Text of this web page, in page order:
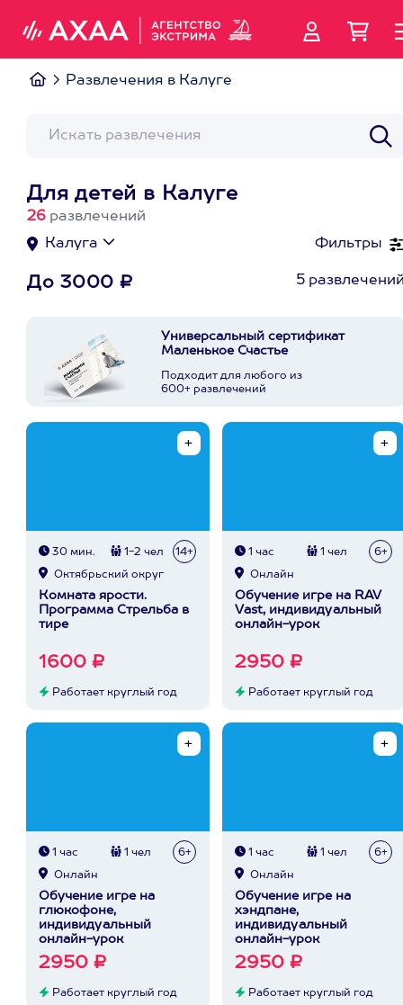
Развлечения в Калуге
Для детей в Калуге
26 развлечений
Фильтры
Калуга
До 3000 ₽ 5
Универсальный сертификат
Маленькое Счастье
Подходит для любого из
600+ развлечений
30 мин. 1-2 чел 14+
Октябрьский округ
Комната ярости.
Программа Стрельба в
тире
1600 ₽
Работает круглый год
1 час 1 чел 6+
Онлайн
Обучение игре на RAV
Vast, индивидуальный
онлайн-урок
2950 ₽
Работает круглый год
1 час 1 чел 6+
Онлайн
Обучение игре на
глюкофоне,
индивидуальный
онлайн-урок
2950 ₽
Работает круглый год
1 час 1 чел 6+
Онлайн
Обучение игре на
хэндпане,
индивидуальный
онлайн-урок
2950 ₽
Работает круглый год